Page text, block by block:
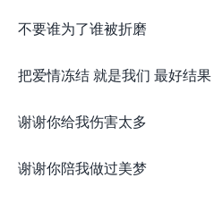
不要谁为了谁被折磨
把爱情冻结 就是我们 最好结果
谢谢你给我伤害太多
谢谢你陪我做过美梦